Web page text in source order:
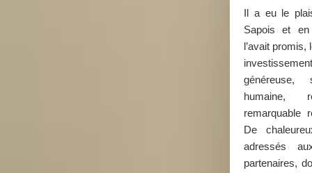
Il a eu le
Sapois et en
l’avait promis,
généreuse,
humaine,
remarquable
De
adressés
partenaires,